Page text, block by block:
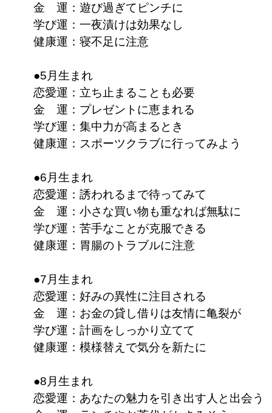
金 運：遊び過ぎてピンチに
学び運：一夜漬けは効果なし
健康運：寝不足に注意
●5月生まれ
恋愛運：立ち止まることも必要
金 運：プレゼントに恵まれる
学び運：集中力が高まるとき
健康運：スポーツクラブに行ってみよう
●6月生まれ
恋愛運：誘われるまで待ってみて
金 運：小さな買い物も重なれば無駄に
学び運：苦手なことが克服できる
健康運：胃腸のトラブルに注意
●7月生まれ
恋愛運：好みの異性に注目される
金 運：お金の貸し借りは友情に亀裂が
学び運：計画をしっかり立てて
健康運：模様替えで気分を新たに
●8月生まれ
恋愛運：あなたの魅力を引き出す人と出会う